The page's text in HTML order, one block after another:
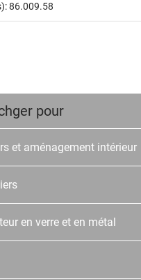
86.009.58
pour
et aménagement intérieur
en verre et en métal